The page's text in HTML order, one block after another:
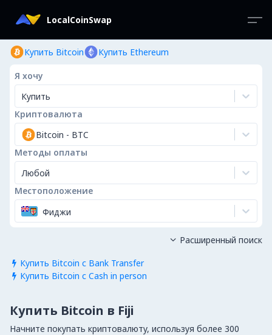
LocalCoinSwap
Купить Bitcoin Купить Ethereum
Я хочу
Купить
Криптовалюта
Bitcoin - BTC
Методы оплаты
Любой
Местоположение
Фиджи
 Купить Bitcoin с Bank Transfer
 Купить Bitcoin с Cash in person
 Расширенный поиск
Купить Bitcoin в Fiji
Начните покупать криптовалюту, используя более 300